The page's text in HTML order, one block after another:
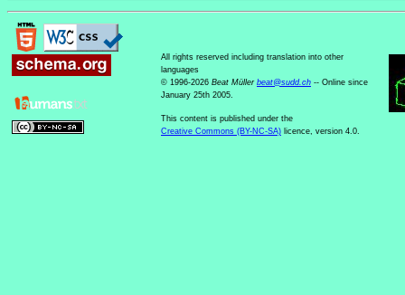
All rights reserved including translation into other
languages
© 1996-2026 Beat Müller beat@sudd.ch -- Online since
January 25th 2005.
This content is published under the
Creative Commons (BY-NC-SA) licence, version 4.0.